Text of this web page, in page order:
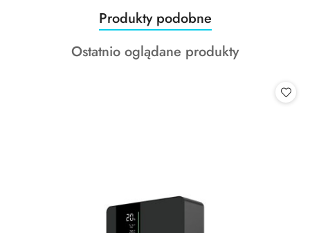
Pomiń karuzelę produktów
Produkty
o
statusie:
Produkty podobne
Produkty
Ostatnio oglądane produkty